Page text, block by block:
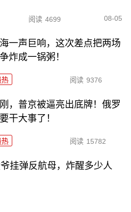
阅读 4699 08-05
一声巨响，这次差点把两场
炸成一锅粥！
热 阅读 9376
，普京被逼亮出底牌！俄罗
干大事了！
热 阅读 15782
挂弹反航母，炸醒多少人